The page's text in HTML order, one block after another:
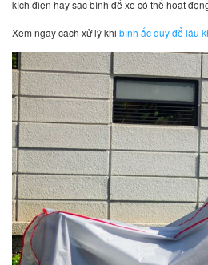
kích điện hay sạc bình để xe có thể hoạt
Xem ngay cách xử lý khi bình ắc quy để lâu